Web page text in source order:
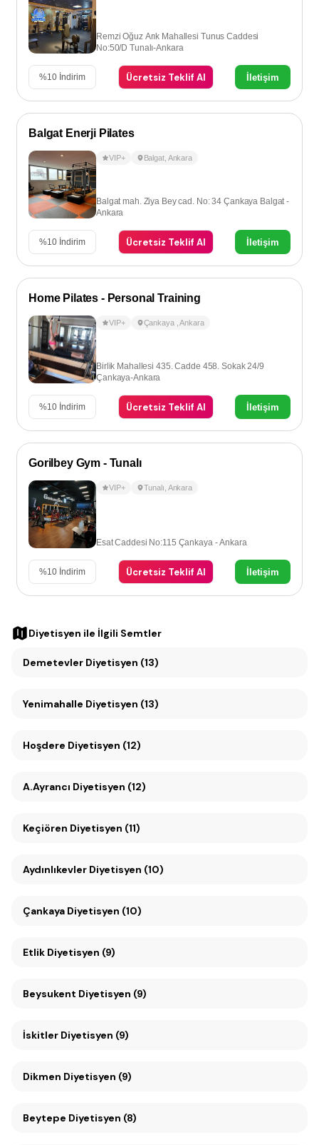
Remzi Oğuz Arık Mahallesi Tunus Caddesi
No:50/D Tunalı-Ankara
%10 İndirim Ücretsiz Teklif Al İletişim
Balgat Enerji Pilates
VIP+ Balgat, Ankara
Balgat mah. Ziya Bey cad. No: 34 Çankaya Balgat -
Ankara
%10 İndirim Ücretsiz Teklif Al İletişim
Home Pilates - Personal Training
VIP+ Çankaya ,Ankara
Birlik Mahallesi 435. Cadde 458. Sokak 24/9
Çankaya-Ankara
%10 İndirim Ücretsiz Teklif Al İletişim
Gorilbey Gym - Tunalı
VIP+ Tunalı Ankara
Esat Caddesi No:115 Çankaya - Ankara
%10 İndirim Ücretsiz Teklif Al İletişim
Diyetisyen ile İlgili Semtler
Demetevler Diyetisyen (13)
Yenimahalle Diyetisyen (13)
Hoşdere Diyetisyen (12)
A.Ayrancı Diyetisyen (12)
Keçiören Diyetisyen (11)
Aydınlıkevler Diyetisyen (10)
Çankaya Diyetisyen (10)
Etlik Diyetisyen (9)
Beysukent Diyetisyen (9)
İskitler Diyetisyen (9)
Dikmen Diyetisyen (9)
Beytepe Diyetisyen (8)